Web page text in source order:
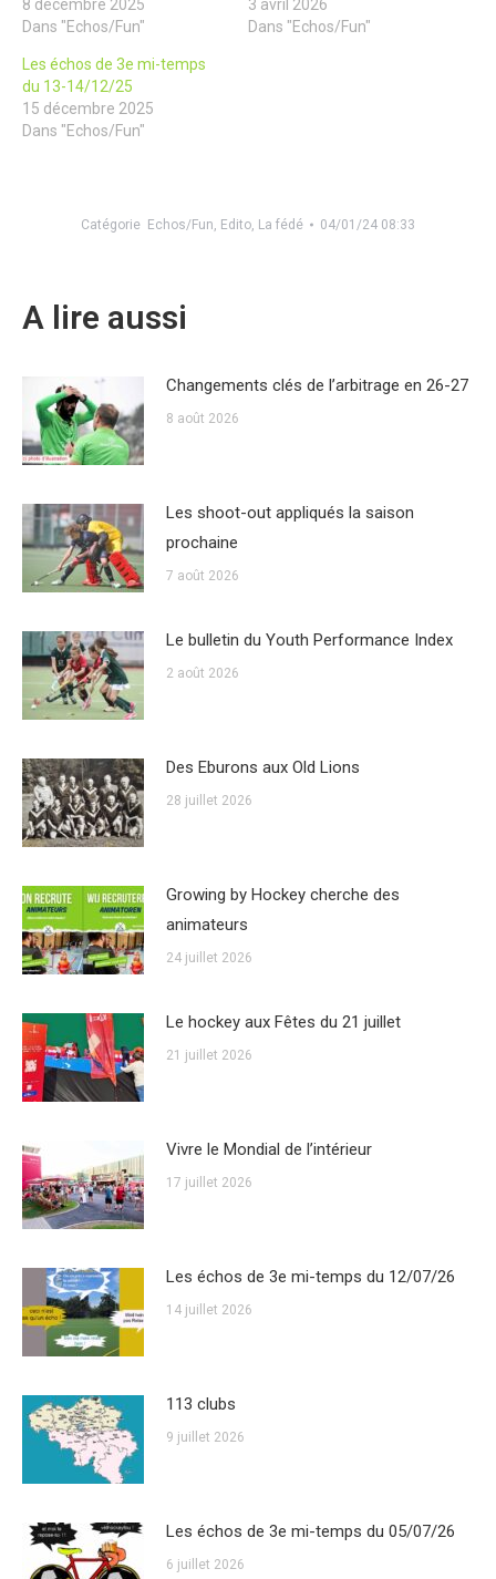
8 décembre 2025
Dans "Echos/Fun"
3 avril 2026
Dans "Echos/Fun"
Les échos de 3e mi-temps
du 13-14/12/25
15 décembre 2025
Dans "Echos/Fun"
Catégorie Echos/Fun, Edito, La fédé 04/01/24 08:33
A lire aussi
Changements clés de l’arbitrage en 26-27
8 août 2026
Les shoot-out appliqués la saison
prochaine
7 août 2026
Le bulletin du Youth Performance Index
2 août 2026
Des Eburons aux Old Lions
28 juillet 2026
Growing by Hockey cherche des
animateurs
24 juillet 2026
Le hockey aux Fêtes du 21 juillet
21 juillet 2026
Vivre le Mondial de l’intérieur
17 juillet 2026
Les échos de 3e mi-temps du 12/07/26
14 juillet 2026
113 clubs
9 juillet 2026
Les échos de 3e mi-temps du 05/07/26
6 juillet 2026